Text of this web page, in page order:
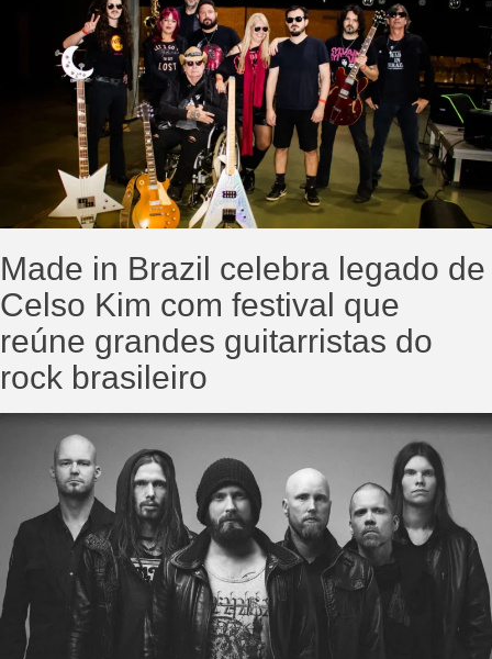
Made in Brazil celebra legado de
Celso Kim com festival que
reúne grandes guitarristas do
rock brasileiro